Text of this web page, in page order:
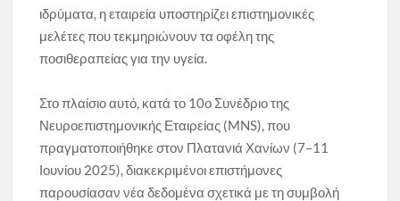
ιδρύματα, η εταιρεία υποστηρίζει επιστημονικές
μελέτες που τεκμηριώνουν τα οφέλη της
ποσιθεραπείας για την υγεία.
Στο πλαίσιο αυτό, κατά το 10ο Συνέδριο της
Νευροεπιστημονικής Εταιρείας (MNS), που
πραγματοποιήθηκε στον Πλατανιά Χανίων (7–11
Ιουνίου 2025), διακεκριμένοι επιστήμονες
παρουσίασαν νέα δεδομένα σχετικά με τη συμβολή